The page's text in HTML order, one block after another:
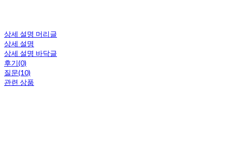
상세 설명 머리글
상세 설명
상세 설명 바닥글
후기(0)
질문(10)
관련 상품